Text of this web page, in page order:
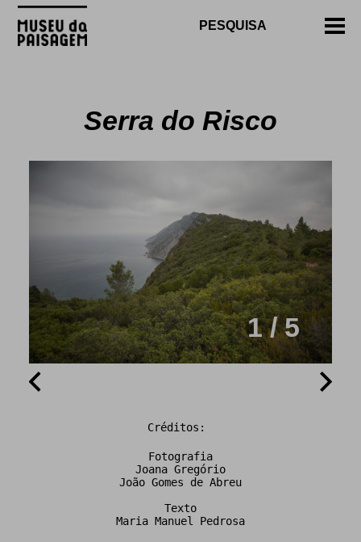
Serra do Risco
1 / 5
Créditos:
Fotografia
Joana Gregório
João Gomes de Abreu
Texto
Maria Manuel Pedrosa